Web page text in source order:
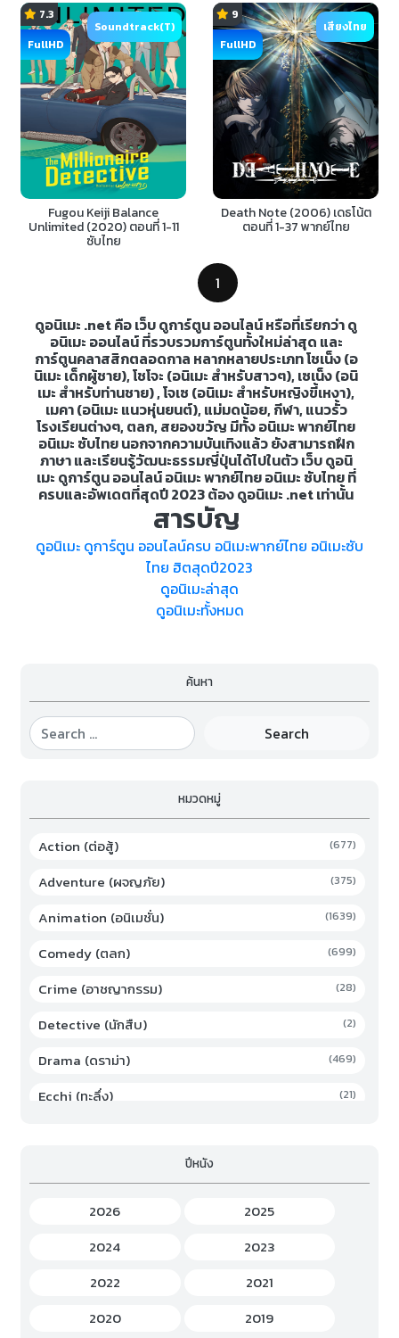
7.3
FullHD
Soundtrack(T)
Fugou Keiji Balance
Unlimited (2020) ตอนที่ 1-11
ซับไทย
9
FullHD
เสียงไทย
Death Note (2006) เดธโน้ต
ตอนที่ 1-37 พากย์ไทย
1
ดูอนิเมะ .net คือ เว็บ ดูการ์ตูน ออนไลน์ หรือที่เรียกว่า ดู
อนิเมะ ออนไลน์ ที่รวบรวมการ์ตูนทั้งใหม่ล่าสุด และ
การ์ตูนคลาสสิกตลอดกาล หลากหลายประเภท โชเน็ง (อ
นิเมะ เด็กผู้ชาย), โชโจะ (อนิเมะ สำหรับสาวๆ), เซเน็ง (อนิ
เมะ สำหรับท่านชาย) , โจเซ (อนิเมะ สำหรับหญิงขี้เหงา),
เมคา (อนิเมะ แนวหุ่นยนต์), แม่มดน้อย, กีฬา, แนวรั้ว
โรงเรียนต่างๆ, ตลก, สยองขวัญ มีทั้ง อนิเมะ พากย์ไทย
อนิเมะ ซับไทย นอกจากความบันเทิงแล้ว ยังสามารถฝึก
ภาษา และเรียนรู้วัฒนะธรรมญี่ปุ่นได้ไปในตัว เว็บ ดูอนิ
เมะ ดูการ์ตูน ออนไลน์ อนิเมะ พากย์ไทย อนิเมะ ซับไทย ที่
ครบและอัพเดตที่สุดปี 2023 ต้อง ดูอนิเมะ .net เท่านั้น
สารบัญ
ดูอนิเมะ ดูการ์ตูน ออนไลน์ครบ อนิเมะพากย์ไทย อนิเมะซับ
ไทย ฮิตสุดปี2023
ดูอนิเมะล่าสุด
ดูอนิเมะทั้งหมด
ค้นหา
Search
หมวดหมู่
Action (ต่อสู้) (677)
Adventure (ผจญภัย) (375)
Animation (อนิเมชั่น) (1639)
Comedy (ตลก) (699)
Crime (อาชญากรรม) (28)
Detective (นักสืบ) (2)
Drama (ดราม่า) (469)
Ecchi (ทะลึ่ง) (21)
Game (เกม)
Gourmet (อาหาร)
Hentai (เฮ็นไต)
History (ประวัติศาสตร์)
ปีหนัง
2026
2025
2024
2023
2022
2021
2020
2019